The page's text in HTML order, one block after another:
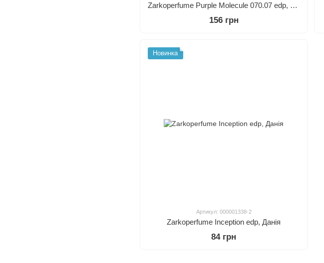
Zarkoperfume Purple Molecule 070.07 edp, Данія
156 грн
Новинка
Артикул: 000001338-2
Zarkoperfume Inception edp, Данія
84 грн